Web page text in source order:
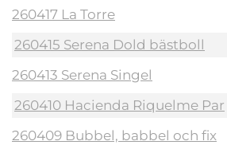
260417 La Torre
260415 Serena Dold bästboll
260413 Serena Singel
260410 Hacienda Riquelme Par
260409 Bubbel, babbel och fix